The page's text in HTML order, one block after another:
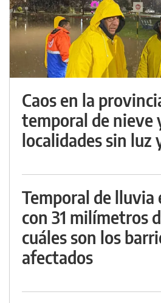
Caos en la
temporal de nieve
localidades sin luz
Temporal de lluvia
con 31 milímetros
cuáles son los
afectados